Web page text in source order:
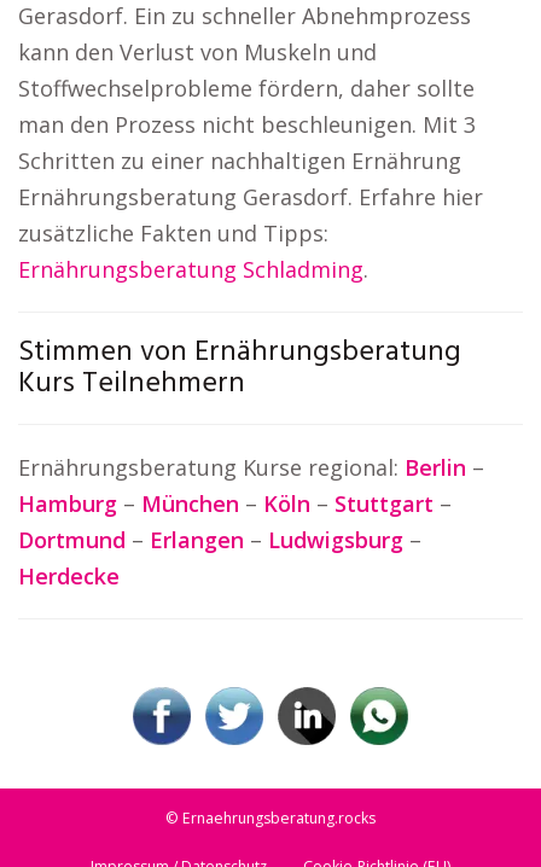
Gerasdorf. Ein zu schneller Abnehmprozess
kann den Verlust von Muskeln und
Stoffwechselprobleme fördern, daher sollte
man den Prozess nicht beschleunigen. Mit 3
Schritten zu einer nachhaltigen Ernährung
Ernährungsberatung Gerasdorf. Erfahre hier
zusätzliche Fakten und Tipps:
Ernährungsberatung Schladming.
Stimmen von Ernährungsberatung
Kurs Teilnehmern
Ernährungsberatung Kurse regional: Berlin –
Hamburg – München – Köln – Stuttgart –
Dortmund – Erlangen – Ludwigsburg –
Herdecke
© Ernaehrungsberatung.rocks